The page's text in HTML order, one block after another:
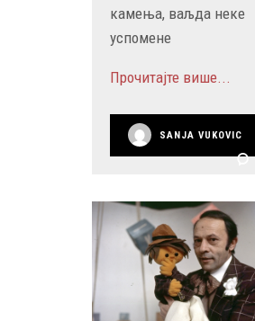
камења, ваљда неке
успомене
Прочитајте више...
SANJA VUKOVIC